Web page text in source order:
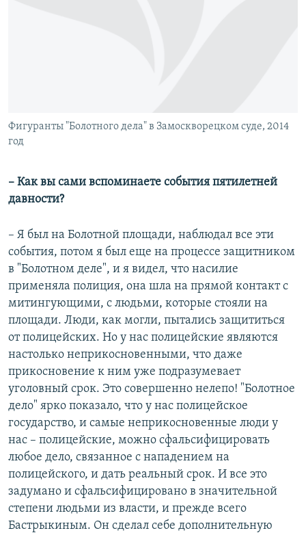
Фигуранты "Болотного дела" в Замоскворецком суде, 2014
год
– Как вы сами вспоминаете события пятилетней
давности?
– Я был на Болотной площади, наблюдал все эти
события, потом я был еще на процессе защитником
в "Болотном деле", и я видел, что насилие
применяла полиция, она шла на прямой контакт с
митингующими, с людьми, которые стояли на
площади. Люди, как могли, пытались защититься
от полицейских. Но у нас полицейские являются
настолько неприкосновенными, что даже
прикосновение к ним уже подразумевает
уголовный срок. Это совершенно нелепо! "Болотное
дело" ярко показало, что у нас полицейское
государство, и самые неприкосновенные люди у
нас – полицейские, можно сфальсифицировать
любое дело, связанное с нападением на
полицейского, и дать реальный срок. И все это
задумано и сфальсифицировано в значительной
степени людьми из власти, и прежде всего
Бастрыкиным. Он сделал себе дополнительную